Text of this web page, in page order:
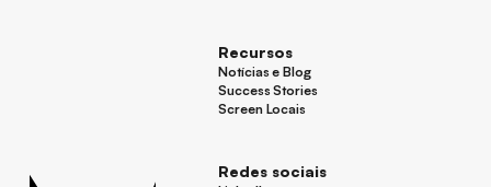
Recursos
Notícias e Blog
Notícias e Blog
Success Stories
Success Stories
Screen Locais
Redes sociais